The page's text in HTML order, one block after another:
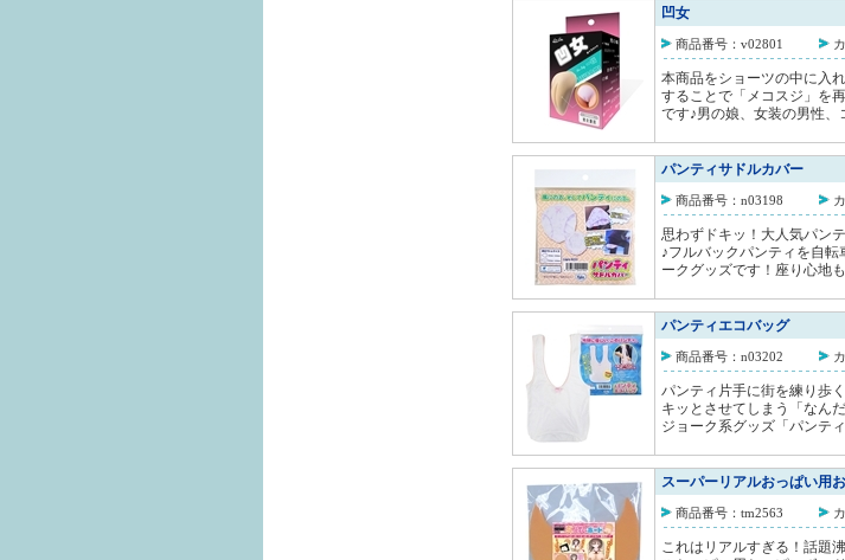
凹女
商品番号：v02801
本商品をショーツの中に入
することで「メコスジ」を
です♪男の娘、女装の男性、
パンティサドルカバー
商品番号：n03198
思わずドキッ！大人気パン
♪フルバックパンティを自
ークグッズです！座り心地
パンティエコバッグ
商品番号：n03202
パンティ片手に街を練り歩
キッとさせてしまう「なん
ジョーク系グッズ「パンテ
スーパーリアルおっぱい用
商品番号：tm2563
これはリアルすぎる！話題